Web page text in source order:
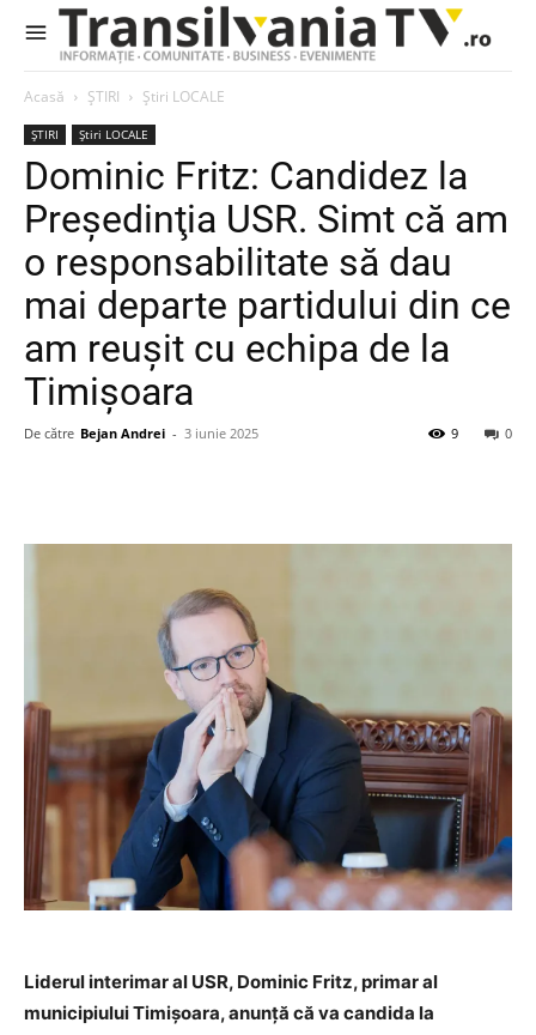
Acasă ȘTIRI Știri LOCALE
ȘTIRI Știri LOCALE
Dominic Fritz: Candidez la
Preşedinţia USR. Simt că am
o responsabilitate să dau
mai departe partidului din ce
am reuşit cu echipa de la
Timişoara
De către Bejan Andrei - 3 iunie 2025 0
9
Liderul interimar al USR, Dominic Fritz, primar al
municipiului Timişoara, anunţă că va candida la